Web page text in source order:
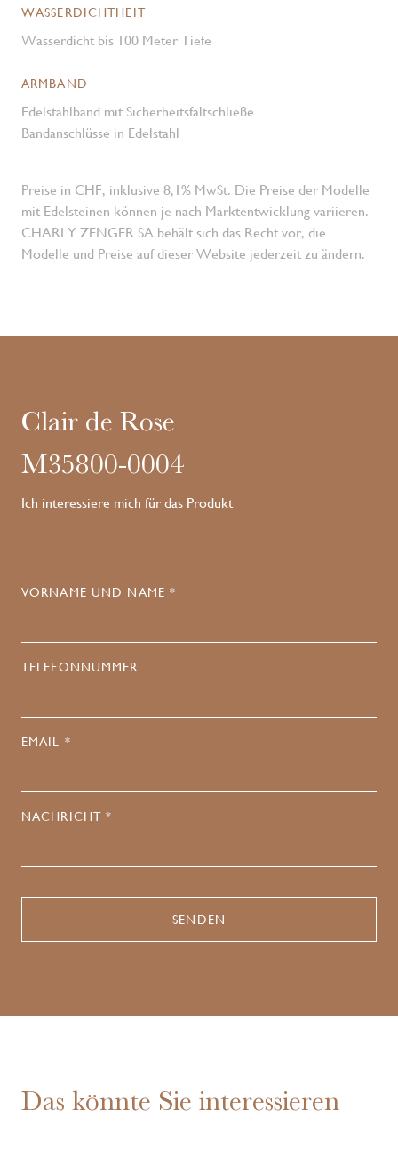
WASSERDICHTHEIT
Wasserdicht bis 100 Meter Tiefe
ARMBAND
Edelstahlband mit Sicherheitsfaltschließe
Bandanschlüsse in Edelstahl
Preise in CHF, inklusive 8,1% MwSt. Die Preise der Modelle
mit Edelsteinen können je nach Marktentwicklung variieren.
CHARLY ZENGER SA behält sich das Recht vor, die
Modelle und Preise auf dieser Website jederzeit zu ändern.
Clair de Rose
M35800-0004
Ich interessiere mich für das Produkt
VORNAME UND NAME *
TELEFONNUMMER
EMAIL *
NACHRICHT *
Das könnte Sie interessieren